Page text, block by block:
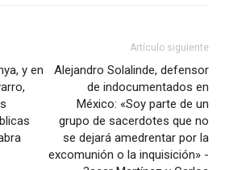
y en
Artículo siguiente
Alejandro Solalinde, defensor
de indocumentados en
México: «Soy parte de un
grupo de sacerdotes que no
se dejará amedrentar por la
excomunión o la inquisición» -